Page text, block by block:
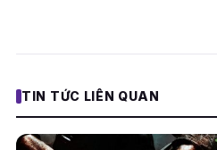
TIN TỨC LIÊN QUAN